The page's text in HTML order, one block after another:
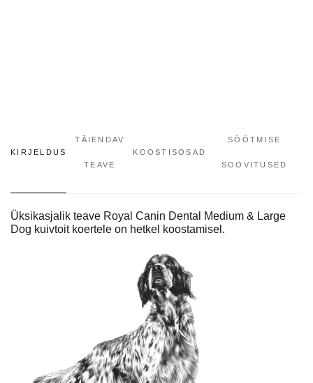
KIRJELDUS
TÄIENDAV
TEAVE
KOOSTISOSAD
SÖÖTMISE
SOOVITUSED
Üksikasjalik teave Royal Canin Dental Medium & Large
Dog kuivtoit koertele on hetkel koostamisel.